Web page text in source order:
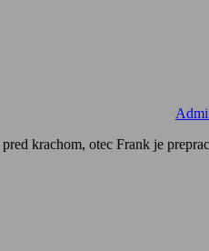
krachom, otec Frank je